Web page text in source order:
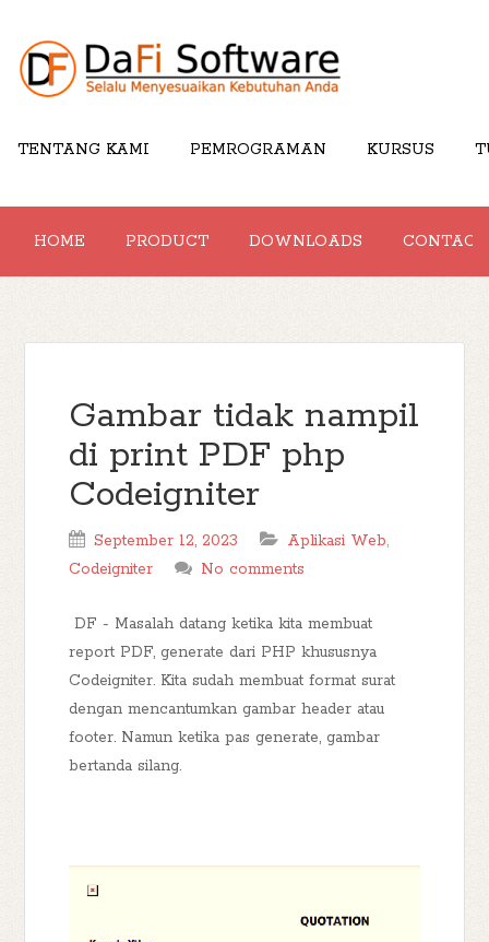
TENTANG KAMI PEMROGRAMAN KURSUS
HOME PRODUCT DOWNLOADS CONTACT
Gambar tidak nampil
di print PDF php
Codeigniter
September 12, 2023 Aplikasi Web,
Codeigniter
No comments
DF - Masalah datang ketika kita membuat
report PDF, generate dari PHP khususnya
Codeigniter. Kita sudah membuat format surat
dengan mencantumkan gambar header atau
footer. Namun ketika pas generate, gambar
bertanda silang.